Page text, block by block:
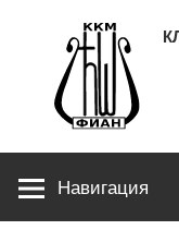
содержимому
ЛЕНИНСКИЙ
Навигация